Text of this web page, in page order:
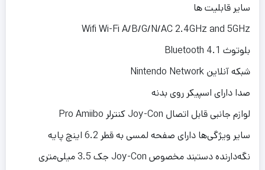
سایر قابلیت ها
Wifi Wi-Fi A/B/G/N/AC 2.4GHz and 5GHz
بلوتوث Bluetooth 4.1
شبکه آنلاین Nintendo Network
صدا دارای اسپیکر روی بدنه
لوازم جانبی قابل اتصال Joy-Con کنترلر Pro Amiibo
سایر ویژگی‌ها دارای صفحه لمسی به قطر 6.2 اینچ پایه
نگه‌دارنده دستبند مخصوص Joy-Con جک 3.5 میلی‌متری